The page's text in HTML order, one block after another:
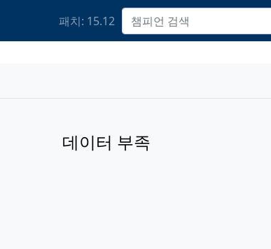
패치: 15.12
데이터 부족